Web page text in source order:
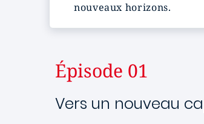
nouveaux horizons.
Épisode 01
Vers un nouveau